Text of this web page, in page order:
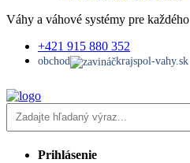
Váhy a váhové systémy pre každého
+421 915 880 352
obchod krajspol-vahy.sk
Prihlásenie